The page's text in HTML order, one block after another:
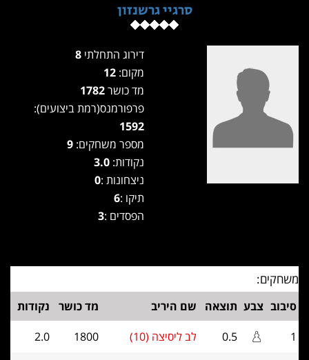
סרגיי גרשנזון
דירוג התחלתי
מקום:
מד כושר
פרפורמנס(רמת ביצועים):
1592
מספר משחקים:
נקודות: 3.0
ניצחונות :0
תיקו :6
הפסדים :3
משחקים:
סיבוב צבע תוצאה שם היריב מד כושר
נקודות
1
0.5 לב ליסיצה (10) 1800
2.0